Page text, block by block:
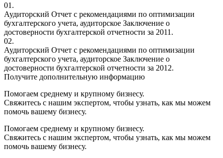
01.
Аудиторский Отчет с рекомендациями по оптимизации
бухгалтерского учета, аудиторское Заключение о
достоверности бухгалтерской отчетности за 2011.
02.
Аудиторский Отчет с рекомендациями по оптимизации
бухгалтерского учета, аудиторское Заключение о
достоверности бухгалтерской отчетности за 2012.
Получите дополнительную информацию
Помогаем среднему и крупному бизнесу.
Свяжитесь с нашим экспертом, чтобы узнать, как мы можем
помочь вашему бизнесу.
Помогаем среднему и крупному бизнесу.
Свяжитесь с нашим экспертом, чтобы узнать, как мы можем
помочь вашему бизнесу.